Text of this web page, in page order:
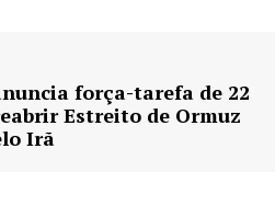
força-tarefa de 22
Estreito de Ormuz
Irã